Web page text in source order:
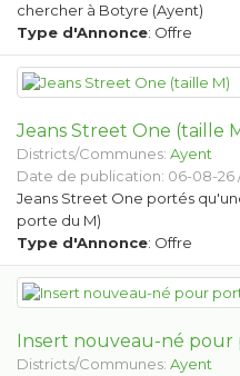
chercher à Botyre (Ayent)
Type d'Annonce: Offre
Jeans Street One (taille
Districts/Communes: Ayent
Date de publication: 06-08-26
Jeans Street One portés
porte du M)
Type d'Annonce: Offre
Insert nouveau-né
Districts/Communes: Ayent